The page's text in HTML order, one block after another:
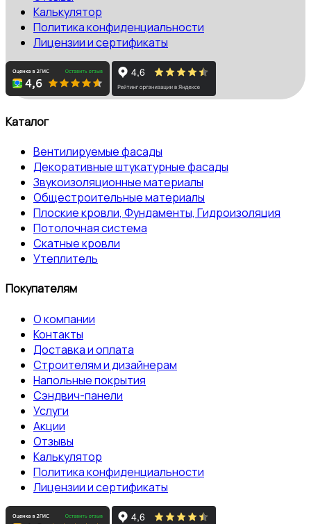
Калькулятор
Политика конфиденциальности
Лицензии и сертификаты
Каталог
Вентилируемые фасады
Декоративные штукатурные фасады
Звукоизоляционные материалы
Общестроительные материалы
Плоские кровли, Фундаменты, Гидроизоляция
Потолочная система
Скатные кровли
Утеплитель
Покупателям
О компании
Контакты
Доставка и оплата
Строителям и дизайнерам
Напольные покрытия
Сэндвич-панели
Услуги
Акции
Отзывы
Калькулятор
Политика конфиденциальности
Лицензии и сертификаты